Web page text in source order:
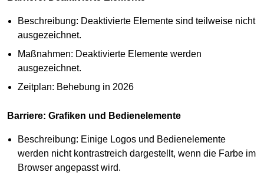
Beschreibung: Deaktivierte Elemente sind teilweise nicht
ausgezeichnet.
Maßnahmen: Deaktivierte Elemente werden
ausgezeichnet.
Zeitplan: Behebung in 2026
Barriere: Grafiken und Bedienelemente
Beschreibung: Einige Logos und Bedienelemente
werden nicht kontrastreich dargestellt, wenn die Farbe im
Browser angepasst wird.